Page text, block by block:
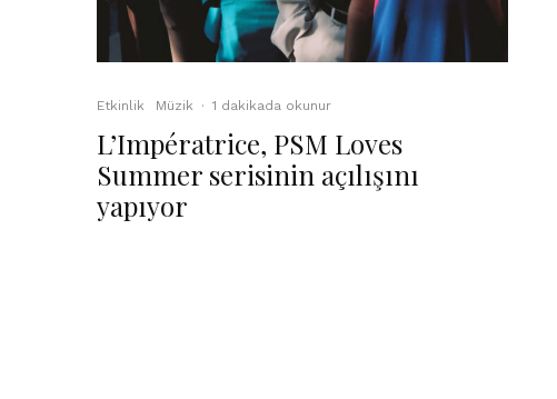
Etkinlik Müzik · 1 dakikada okunur
L’Impératrice, PSM Loves
Summer serisinin açılışını
yapıyor